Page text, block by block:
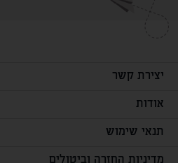
יצירת קשר
אודות
תנאי שימוש